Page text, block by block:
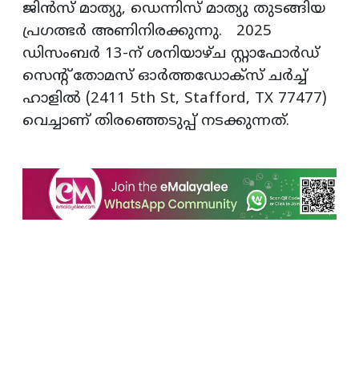
ജിൻസ് മാത്യു, ഡെന്നിസ് മാത്യു തുടങ്ങിയ
പ്രഗത്ഭർ അണിനിരക്കുന്നു. 2025
ഡിസംബർ 13-ന് ശനിയാഴ്ച സ്റ്റാഫോർഡ്
സെന്റ് തോമസ് ഓർത്തഡോക്സ് ചർച്ച്
ഹാളിൽ (2411 5th St, Stafford, TX 77477)
വെച്ചാണ് തിരഞ്ഞെടുപ്പ് നടക്കുന്നത്.